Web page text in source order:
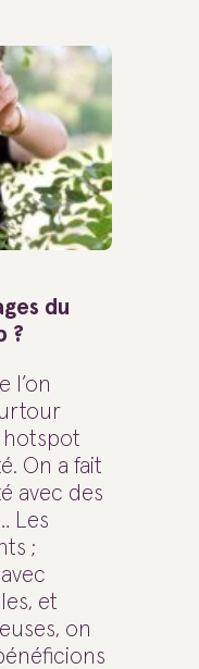
du
?
l’on
hotspot
On a fait
avec des
Les
;
et
on